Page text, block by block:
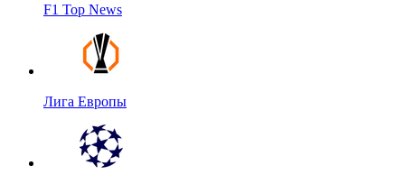
F1 Top News
Лига Европы